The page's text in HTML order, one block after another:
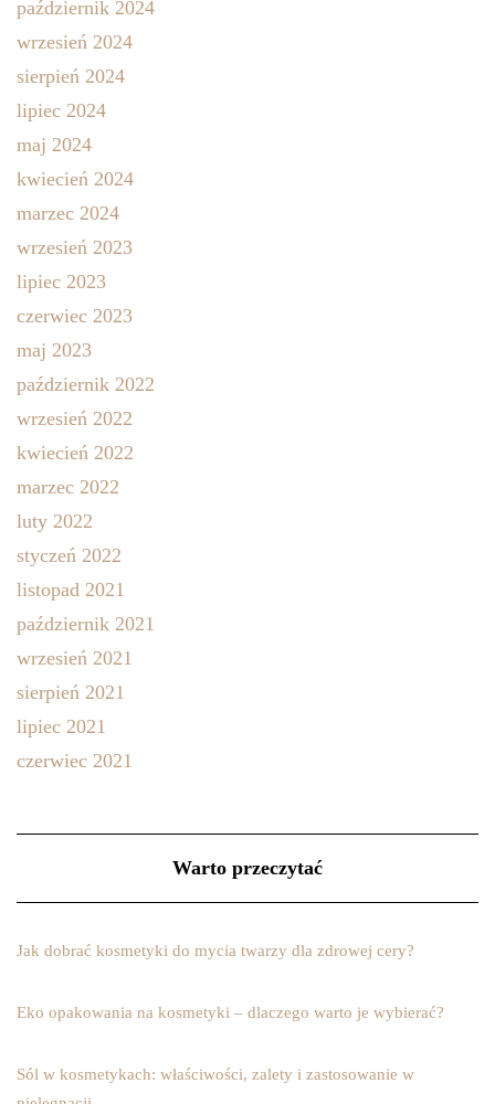
październik 2024
wrzesień 2024
sierpień 2024
lipiec 2024
maj 2024
kwiecień 2024
marzec 2024
wrzesień 2023
lipiec 2023
czerwiec 2023
maj 2023
październik 2022
wrzesień 2022
kwiecień 2022
marzec 2022
luty 2022
styczeń 2022
listopad 2021
październik 2021
wrzesień 2021
sierpień 2021
lipiec 2021
czerwiec 2021
Warto przeczytać
Jak dobrać kosmetyki do mycia twarzy dla zdrowej cery?
Eko opakowania na kosmetyki – dlaczego warto je wybierać?
Sól w kosmetykach: właściwości, zalety i zastosowanie w